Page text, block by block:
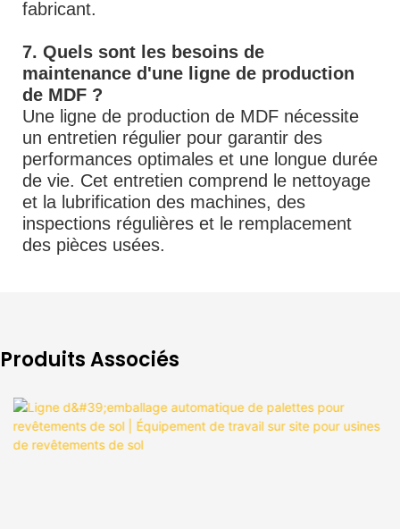
fabricant.
7. Quels sont les besoins de
maintenance d'une ligne de production
de MDF ?
Une ligne de production de MDF nécessite
un entretien régulier pour garantir des
performances optimales et une longue durée
de vie. Cet entretien comprend le nettoyage
et la lubrification des machines, des
inspections régulières et le remplacement
des pièces usées.
Produits Associés